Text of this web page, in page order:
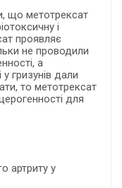
що метотрексат
і
проявляє
не проводили
а
гризунів дали
то метотрексат
для
у